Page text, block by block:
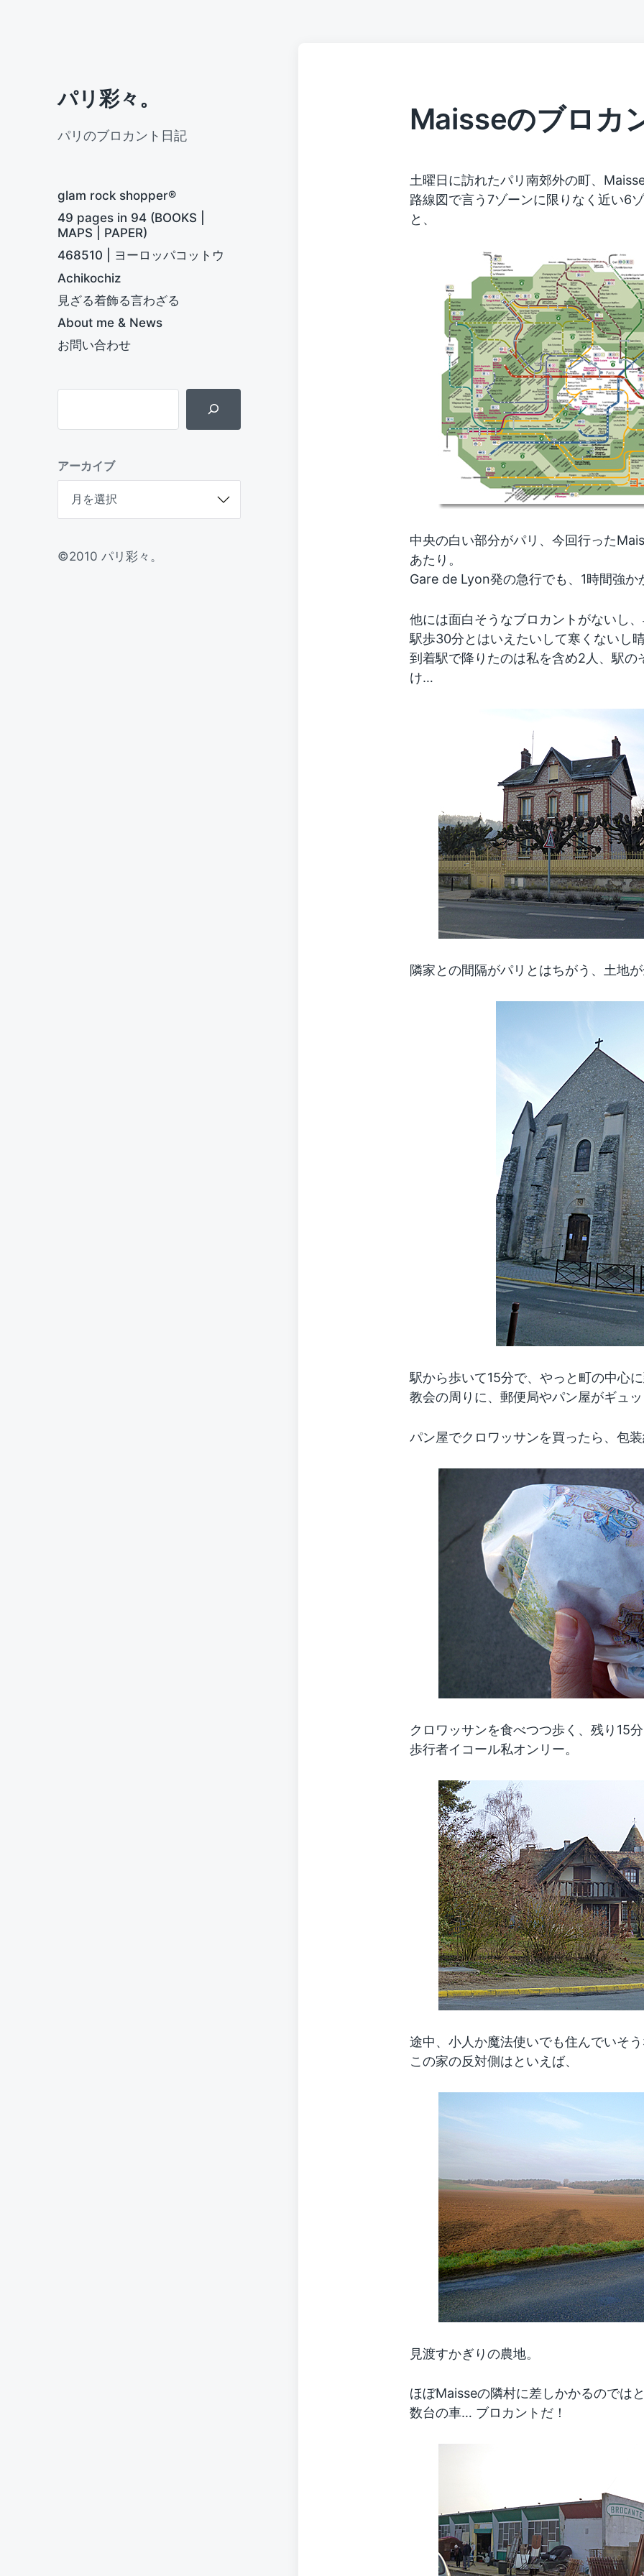
パリ彩々。
パリのブロカント日記
glam rock shopper®
49 pages in 94 (BOOKS |
MAPS | PAPER)
468510 | ヨーロッパコットウ
Achikochiz
見ざる着飾る言わざる
About me & News
お問い合わせ
アーカイブ
©2010 パリ彩々。
Maisseのブロカ
土曜日に訪れたパリ南郊外の町、
路線図で言う7ゾーンに限りなく近い6
と、
中央の白い部分がパリ、今回行った
あたり。
Gare de Lyon発の急行でも、1時間強か
他には面白そうなブロカントがないし
駅歩30分とはいえたいして寒くないし
到着駅で降りたのは私を含め2人、駅
け…
隣家との間隔がパリとはちがう、土地
駅から歩いて15分で、やっと町の中心
教会の周りに、郵便局やパン屋がギュ
パン屋でクロワッサンを買ったら、包
クロワッサンを食べつつ歩く、残り15
歩行者イコール私オンリー。
途中、小人か魔法使いでも住んでいそ
この家の反対側はといえば、
見渡すかぎりの農地。
ほぼMaisseの隣村に差しかかるのでは
数台の車… ブロカントだ！